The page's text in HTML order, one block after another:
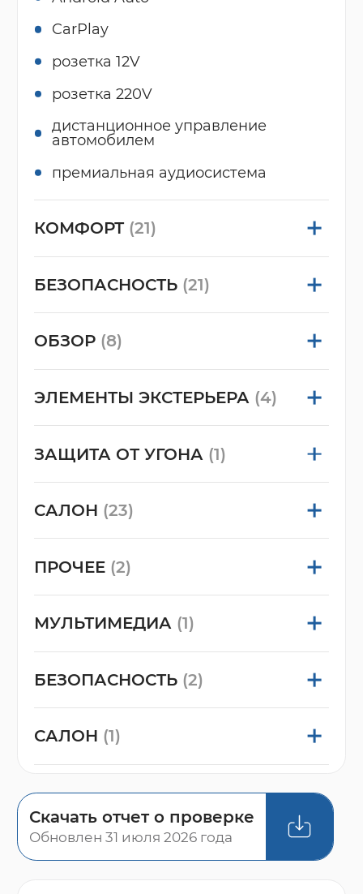
CarPlay
розетка 12V
розетка 220V
дистанционное управление
автомобилем
премиальная аудиосистема
КОМФОРТ (21)
БЕЗОПАСНОСТЬ (21)
ОБЗОР (8)
ЭЛЕМЕНТЫ ЭКСТЕРЬЕРА (4)
ЗАЩИТА ОТ УГОНА (1)
САЛОН (23)
ПРОЧЕЕ (2)
МУЛЬТИМЕДИА (1)
БЕЗОПАСНОСТЬ (2)
САЛОН (1)
Скачать отчет о проверке
Обновлен 31 июля 2026 года